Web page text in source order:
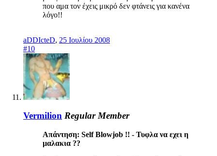
που αμα τον έχεις μικρό δεν φτάνεις για κανένα
λόγο!!
aDDIcteD, 25 Ιουλίου 2008
#10
Vermilion Regular Member
Απάντηση: Self Blowjob !! - Τυφλα να εχει η
μαλακια ??